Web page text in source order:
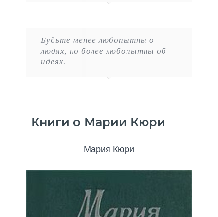
Будьте менее любопытны о
людях, но более любопытны об
идеях.
Книги о Марии Кюри
Мария Кюри